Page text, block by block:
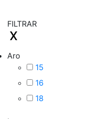
FILTRAR
Aro
15
16
18